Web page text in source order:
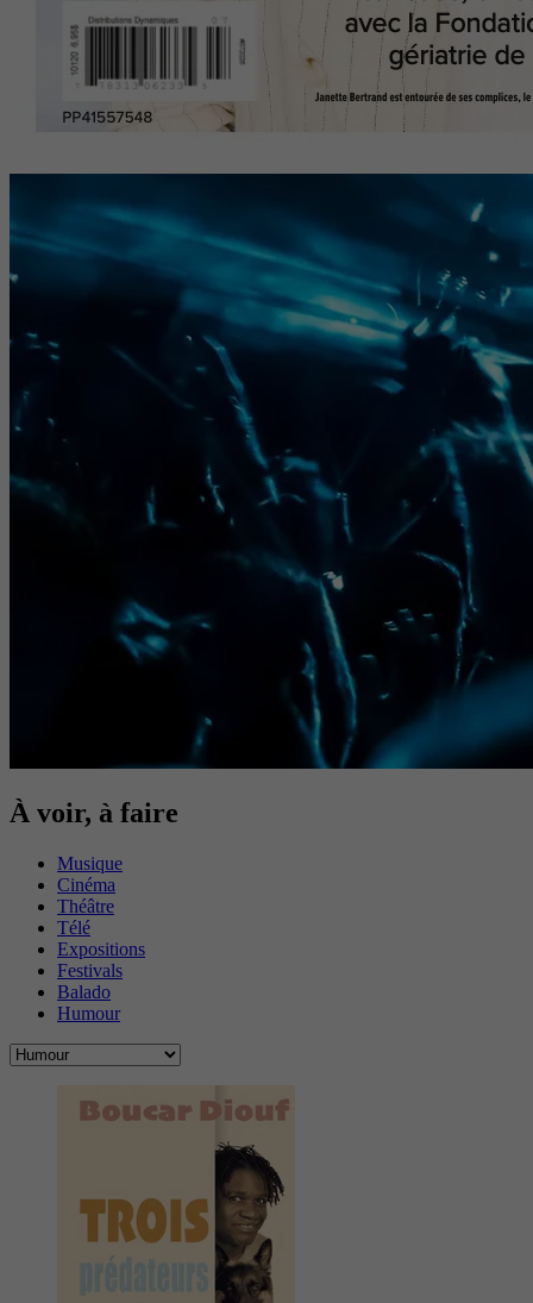
À voir, à faire
Musique
Cinéma
Théâtre
Télé
Expositions
Festivals
Balado
Humour